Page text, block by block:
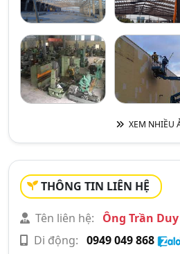
XEM NHIỀU
THÔNG TIN LIÊN HỆ
Tên liên hệ:
Ông Trần
Di động: 0949 049 868